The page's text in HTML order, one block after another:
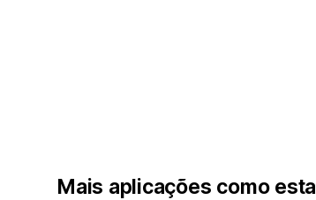
Mais aplicações como esta